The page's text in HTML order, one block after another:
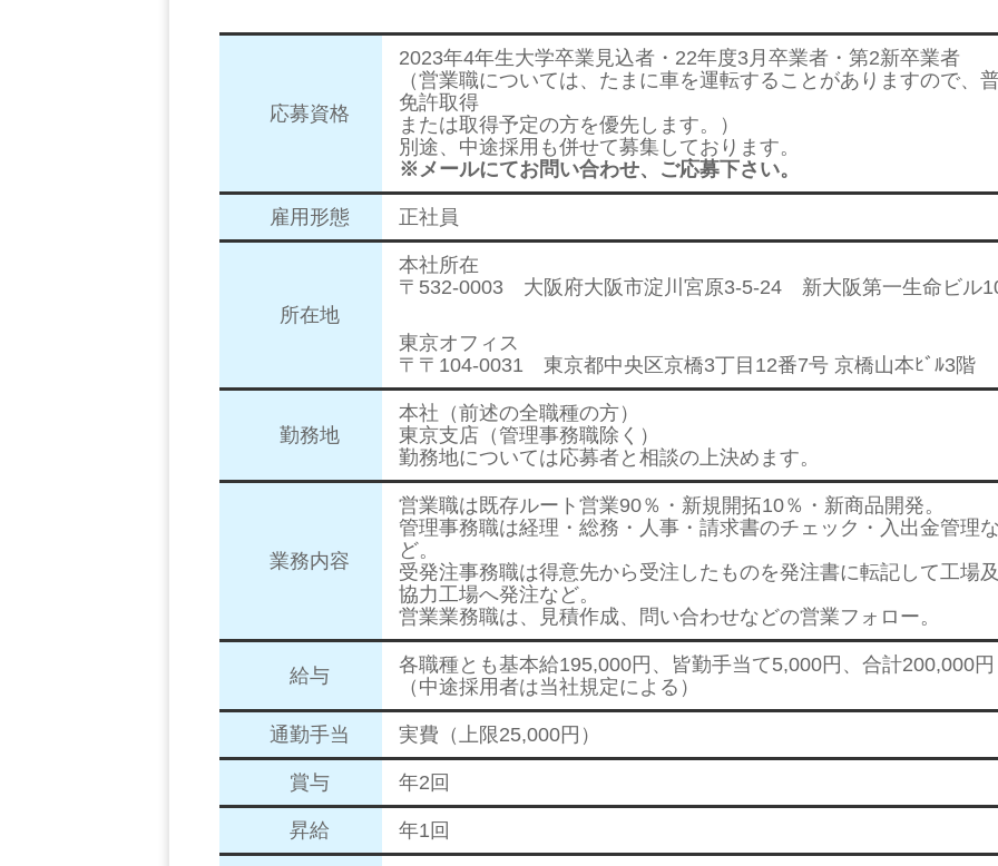
応募資格
2023年4年生大学卒業見込者・22年度3月卒業者・第2新卒業者
（営業職については、たまに車を運転することがありますので、
免許取得
または取得予定の方を優先します。）
別途、中途採用も併せて募集しております。
※メールにてお問い合わせ、ご応募下さい。
雇用形態 正社員
所在地
本社所在
〒532-0003 大阪府大阪市淀川宮原3-5-24 新大阪第一生命ビル
東京オフィス
〒〒104-0031 東京都中央区京橋3丁目12番7号 京橋山本ﾋﾞﾙ3階
勤務地
本社（前述の全職種の方）
東京支店（管理事務職除く）
勤務地については応募者と相談の上決めます。
業務内容
営業職は既存ルート営業90％・新規開拓10％・新商品開発。
管理事務職は経理・総務・人事・請求書のチェック・入出金管理
ど。
受発注事務職は得意先から受注したものを発注書に転記して工場
協力工場へ発注など。
営業業務職は、見積作成、問い合わせなどの営業フォロー。
給与
各職種とも基本給195,000円、皆勤手当て5,000円、合計200,000円
（中途採用者は当社規定による）
通勤手当 実費（上限25,000円）
賞与 年2回
昇給 年1回